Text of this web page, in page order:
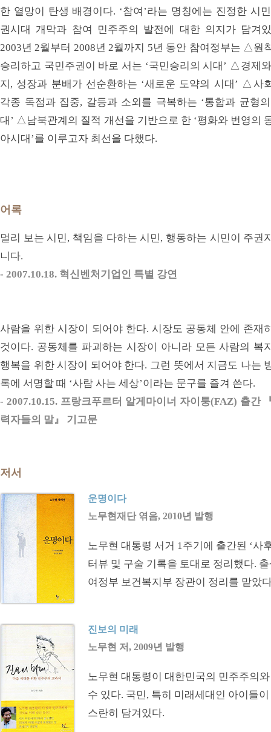
한 열망이 탄생 배경이다. ‘참여’라는 명칭에는 진정한 시
권시대 개막과 참여 민주주의 발전에 대한 의지가 담겨
2003년 2월부터 2008년 2월까지 5년 동안 참여정부는 △원
승리하고 국민주권이 바로 서는 ‘국민승리의 시대’ △경제
지, 성장과 분배가 선순환하는 ‘새로운 도약의 시대’ △사
각종 독점과 집중, 갈등과 소외를 극복하는 ‘통합과 균형
대’ △남북관계의 질적 개선을 기반으로 한 ‘평화와 번영의
아시대’를 이루고자 최선을 다했다.
어록
멀리 보는 시민, 책임을 다하는 시민, 행동하는 시민이 주권
니다.
- 2007.10.18. 혁신벤처기업인 특별 강연
사람을 위한 시장이 되어야 한다. 시장도 공동체 안에 존재
것이다. 공동체를 파괴하는 시장이 아니라 모든 사람의 복
행복을 위한 시장이 되어야 한다. 그런 뜻에서 지금도 나는
록에 서명할 때 ‘사람 사는 세상’이라는 문구를 즐겨 쓴다.
- 2007.10.15. 프랑크푸르터 알게마이너 자이퉁(FAZ) 출간
력자들의 말』 기고문
저서
운명이다
노무현재단 엮음, 2010년 발행
노무현 대통령 서거 1주기에 출간된 ‘사
터뷰 및 구술 기록을 토대로 정리했다.
여정부 보건복지부 장관이 정리를 맡았
진보의 미래
노무현 저, 2009년 발행
노무현 대통령이 대한민국의 민주주의
수 있다. 국민, 특히 미래세대인 아이들
스란히 담겨있다.